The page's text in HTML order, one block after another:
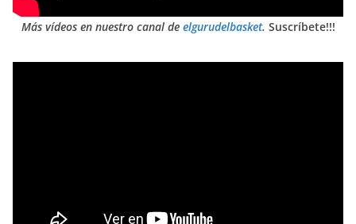
Más vídeos en nuestro canal de elgurudelbasket. Suscríbete!!!